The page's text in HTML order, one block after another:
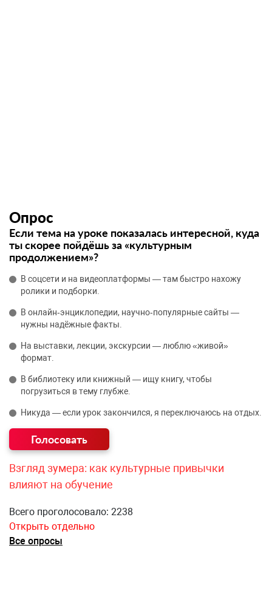
Опрос
Если тема на уроке показалась интересной, куда
ты скорее пойдёшь за «культурным
продолжением»?
В соцсети и на видеоплатформы — там быстро нахожу
ролики и подборки.
В онлайн‑энциклопедии, научно‑популярные сайты —
нужны надёжные факты.
На выставки, лекции, экскурсии — люблю «живой»
формат.
В библиотеку или книжный — ищу книгу, чтобы
погрузиться в тему глубже.
Никуда — если урок закончился, я переключаюсь на отдых.
Взгляд зумера: как культурные привычки
влияют на обучение
Всего проголосовало: 2238
Открыть отдельно
Все опросы